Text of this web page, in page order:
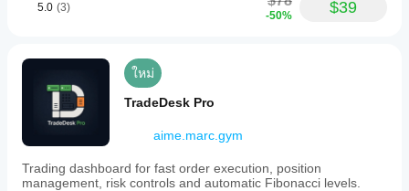
ตลาดเปิดในวันหยุดสุดสัปดาห์ ตราบใดที่แพลตฟอร์ม C-
trader ไม่ทำงานเนื่องจากตลาดปิด 2 วันนี้จะไม่ถูกนับใน
ตรรกะการเทรด แต่ถ้าคุณตั้งค่า "Trade on Sunday"
เป็น "No" ตำแหน่งที่เปิดในช่วงเปิดตลาดวันอาทิตย์
(ตั้งแต่ 22:00) จะไม่ถูกนำมาพิจารณา
และสิ่งที่คุณต้องรู้เพิ่มเติม การตั้งค่าจะใช้เวลาของ
5.0 (3)
-50% $39
ใหม่
TradeDesk Pro
aime.marc.gym
Trading dashboard for fast order execution, position
management, risk controls and automatic Fibonacci levels.